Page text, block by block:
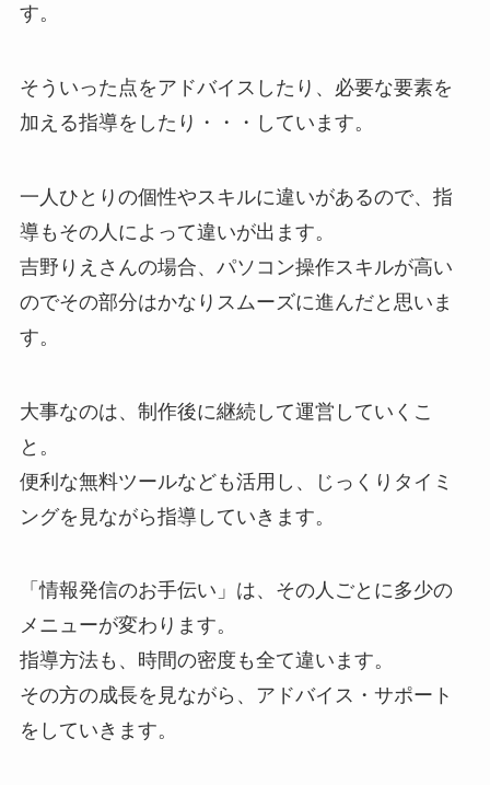
す。
そういった点をアドバイスしたり、必要な要素を
加える指導をしたり・・・しています。
一人ひとりの個性やスキルに違いがあるので、指
導もその人によって違いが出ます。
吉野りえさんの場合、パソコン操作スキルが高い
のでその部分はかなりスムーズに進んだと思いま
す。
大事なのは、制作後に継続して運営していくこ
と。
便利な無料ツールなども活用し、じっくりタイミ
ングを見ながら指導していきます。
「情報発信のお手伝い」は、その人ごとに多少の
メニューが変わります。
指導方法も、時間の密度も全て違います。
その方の成長を見ながら、アドバイス・サポート
をしていきます。